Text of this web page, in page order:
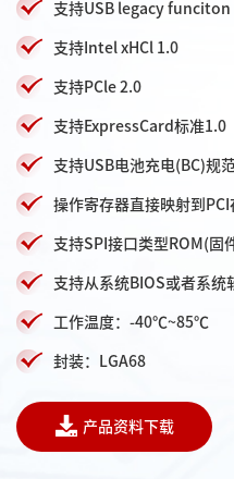
支持USB legacy funciton
支持Intel xHCl 1.0
支持PCle 2.0
支持ExpressCard标准1.0
支持USB电池充电(BC)规
操作寄存器直接映射到PCI
支持SPI接口类型ROM(固
支持从系统BIOS或者系统
工作温度：-40℃~85℃
封装：LGA68
产品资料下载